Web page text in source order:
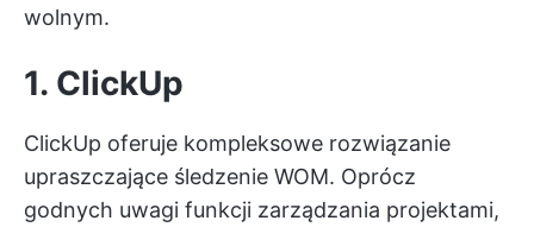
wolnym.
1. ClickUp
ClickUp oferuje kompleksowe rozwiązanie
upraszczające śledzenie WOM. Oprócz
godnych uwagi funkcji zarządzania projektami,